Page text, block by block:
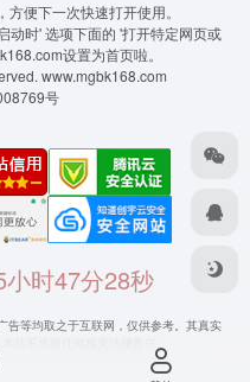
便下一次快速打开使用。
动时' 选项下面的 '打开特定网页或
设置为首页啦。
www.mgbk168.com
号
小时47分28秒
告等均取之于互联网，仅供参考。其真实